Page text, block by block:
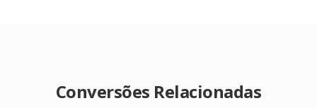
Conversões Relacionadas